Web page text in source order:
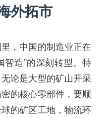
外拓市
，中国的制造业正在
智造”的深刻转型。特
论是大型的矿山开采
的核心零部件，要顺
的矿区工地，物流环